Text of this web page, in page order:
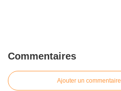
Commentaires
Ajouter un commentaire